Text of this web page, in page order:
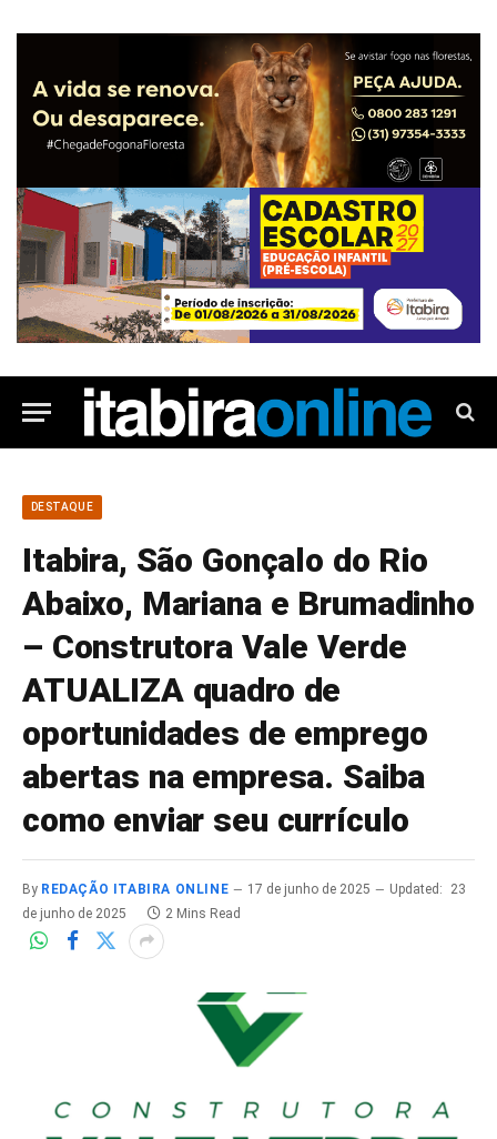
DESTAQUE
Itabira, São Gonçalo do Rio
Abaixo, Mariana e Brumadinho
– Construtora Vale Verde
ATUALIZA quadro de
oportunidades de emprego
abertas na empresa. Saiba
como enviar seu currículo
By REDAÇÃO ITABIRA ONLINE 17 de junho de 2025 Updated:
23
de junho de 2025
2 Mins Read